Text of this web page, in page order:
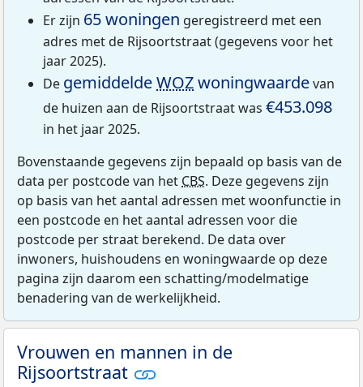
Er zijn 65 woningen geregistreerd met een
adres met de Rijsoortstraat (gegevens voor het
jaar 2025).
De gemiddeldeWOZwoningwaardevan
de huizen aan de Rijsoortstraat was €453.098
in het jaar 2025.
Bovenstaande gegevens zijn bepaald op basis van de
data per postcode van het CBS. Deze gegevens zijn
op basis van het aantal adressen met woonfunctie in
een postcode en het aantal adressen voor die
postcode per straat berekend. De data over
inwoners, huishoudens en woningwaarde op deze
pagina zijn daarom een schatting/modelmatige
benadering van de werkelijkheid.
Vrouwen en mannen in de
Rijsoortstraat